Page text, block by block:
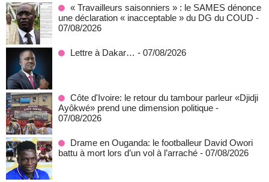
« Travailleurs saisonniers » : le SAMES dénonce
une déclaration « inacceptable » du DG du COUD -
07/08/2026
Lettre à Dakar… - 07/08/2026
Côte d'Ivoire: le retour du tambour parleur «Djidji
Ayôkwé» prend une dimension politique -
07/08/2026
Drame en Ouganda: le footballeur David Owori
battu à mort lors d’un vol à l’arraché - 07/08/2026